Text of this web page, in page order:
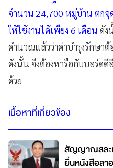
จำนวน 24,700 หมู่บ้าน ตกจุ
ให้ใช้งานได้เพียง 6 เดือน ดัง
คำนวณแล้วว่าค่าบำรุงรักษา
ดังนั้น จึงต้องหารือกับบอร์ด
ด้วย
เนื้อหาที่เกี่ยวข้อง
สัญญาณสละ
ยื่นหนังสือลา